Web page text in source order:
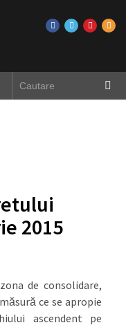
2015
de consolidare,
ce se apropie
ascendent pe